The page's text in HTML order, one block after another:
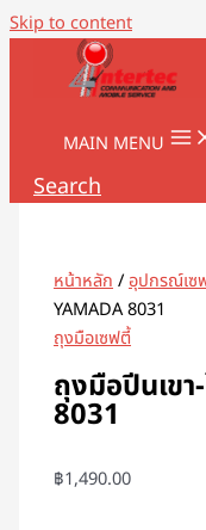
Skip to content
MAIN MENU
Search
หน้าหลัก/อุปกรณ์เซ
YAMADA 8031
ถุงมือเซฟตี้
ถุงมือปีนเขา
8031
฿1,490.00